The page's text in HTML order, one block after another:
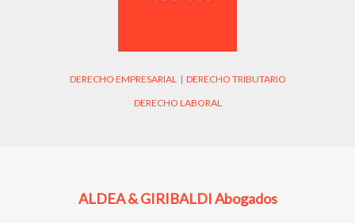
DERECHO EMPRESARIAL | DERECHO TRIBUTARIO
DERECHO LABORAL
ALDEA & GIRIBALDI Abogados